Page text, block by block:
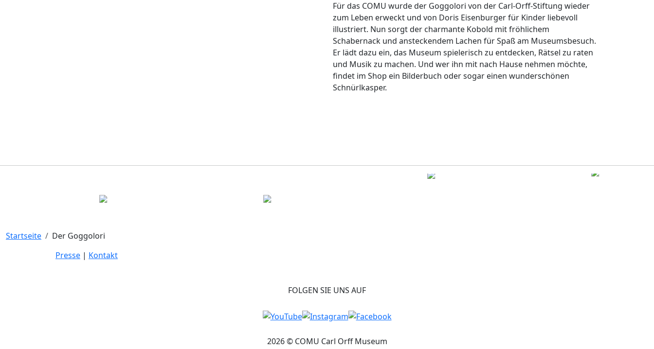
Für das COMU wurde der Goggolori von der Carl-Orff-Stiftung wieder
zum Leben erweckt und von Doris Eisenburger für Kinder liebevoll
illustriert. Nun sorgt der charmante Kobold mit fröhlichem
Schabernack und ansteckendem Lachen für Spaß am Museumsbesuch.
Er lädt dazu ein, das Museum spielerisch zu entdecken, Rätsel zu raten
und Musik zu machen. Und wer ihn mit nach Hause nehmen möchte,
findet im Shop ein Bilderbuch oder sogar einen wunderschönen
Schnürlkasper.
Startseite
Der Goggolori
Presse | Kontakt
FOLGEN SIE UNS AUF
2026 © COMU Carl Orff Museum